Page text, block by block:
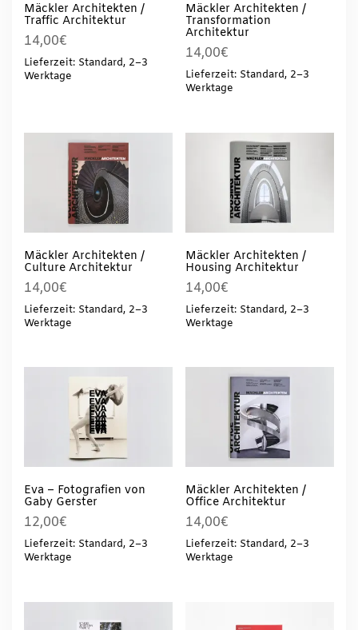
Mäckler Architekten /
Traffic Architektur
14,00€
Lieferzeit: Standard, 2–3
Werktage
Mäckler Architekten /
Transformation
Architektur
14,00€
Lieferzeit: Standard, 2–3
Werktage
Mäckler Architekten /
Culture Architektur
14,00€
Lieferzeit: Standard, 2–3
Werktage
Mäckler Architekten /
Housing Architektur
14,00€
Lieferzeit: Standard, 2–3
Werktage
Eva – Fotografien von
Gaby Gerster
12,00€
Lieferzeit: Standard, 2–3
Werktage
Mäckler Architekten /
Office Architektur
14,00€
Lieferzeit: Standard, 2–3
Werktage